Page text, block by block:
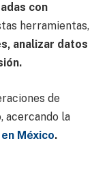
con
herramientas,
analizar datos
de
acercando la
México.